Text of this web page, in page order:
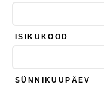
ISIKUKOOD
SÜNNIKUUPÄEV